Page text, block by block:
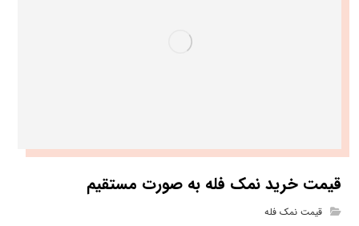
قیمت خرید نمک فله به صورت مستقیم
قیمت نمک فله